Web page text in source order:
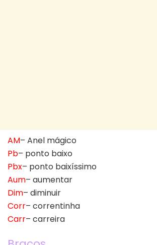
AM– Anel mágico
Pb– ponto baixo
Pbx– ponto baixíssimo
Aum– aumentar
Dim– diminuir
Corr– correntinha
Carr– carreira